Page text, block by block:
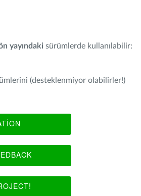
yayındaki sürümlerde kullanılabilir:
(desteklenmiyor olabilirler!)